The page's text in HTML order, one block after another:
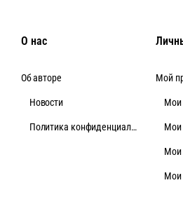
О нас
Об авторе
Новости
Политика конфиденциальности
Мой
Мои
Мои
Мои
Мои